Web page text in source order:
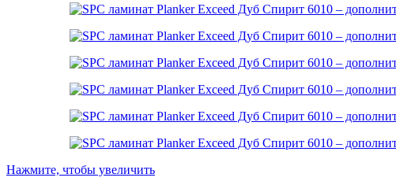
Нажмите, чтобы увеличить